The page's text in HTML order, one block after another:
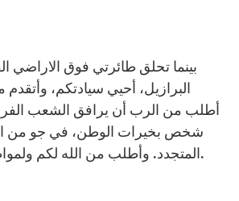
بينما تحلق طائرتي فوق الاراضي
البرازيل، أحيي سيادتكم، وأتقدم
أطلب من الرب أن يرافق الشعب
شخص بخيرات الوطن، في جو من
المتجدد. وأطلب من الله لكم ولمواطنيكم فيض بركاته.